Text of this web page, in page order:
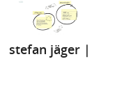
stefan jäger |